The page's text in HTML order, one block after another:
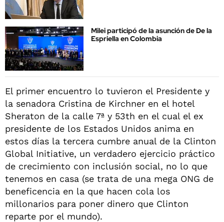
Milei participó de la asunción de De la
Espriella en Colombia
El primer encuentro lo tuvieron el Presidente y
la senadora Cristina de Kirchner en el hotel
Sheraton de la calle 7ª y 53th en el cual el ex
presidente de los Estados Unidos anima en
estos días la tercera cumbre anual de la Clinton
Global Initiative, un verdadero ejercicio práctico
de crecimiento con inclusión social, no lo que
tenemos en casa (se trata de una mega ONG de
beneficencia en la que hacen cola los
millonarios para poner dinero que Clinton
reparte por el mundo).